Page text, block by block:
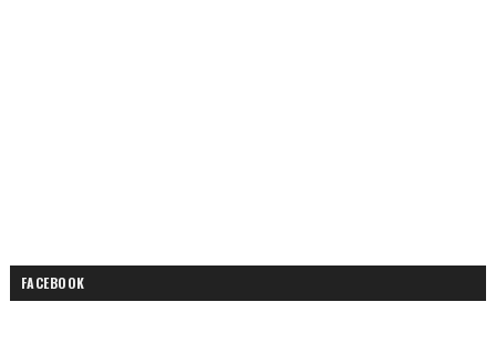
FACEBOOK